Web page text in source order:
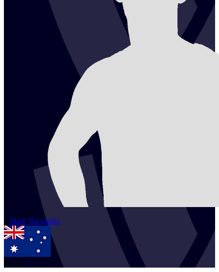
1 Mark Nicolaidis
AUS